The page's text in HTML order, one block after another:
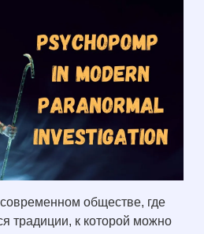
обществе, где
традиции, к которой можно